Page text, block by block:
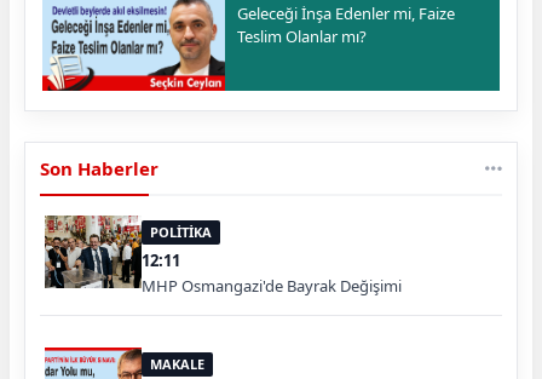
Geleceği İnşa Edenler mi, Faize
Teslim Olanlar mı?
Son Haberler
POLİTİKA
12:11
MHP Osmangazi'de Bayrak Değişimi
MAKALE